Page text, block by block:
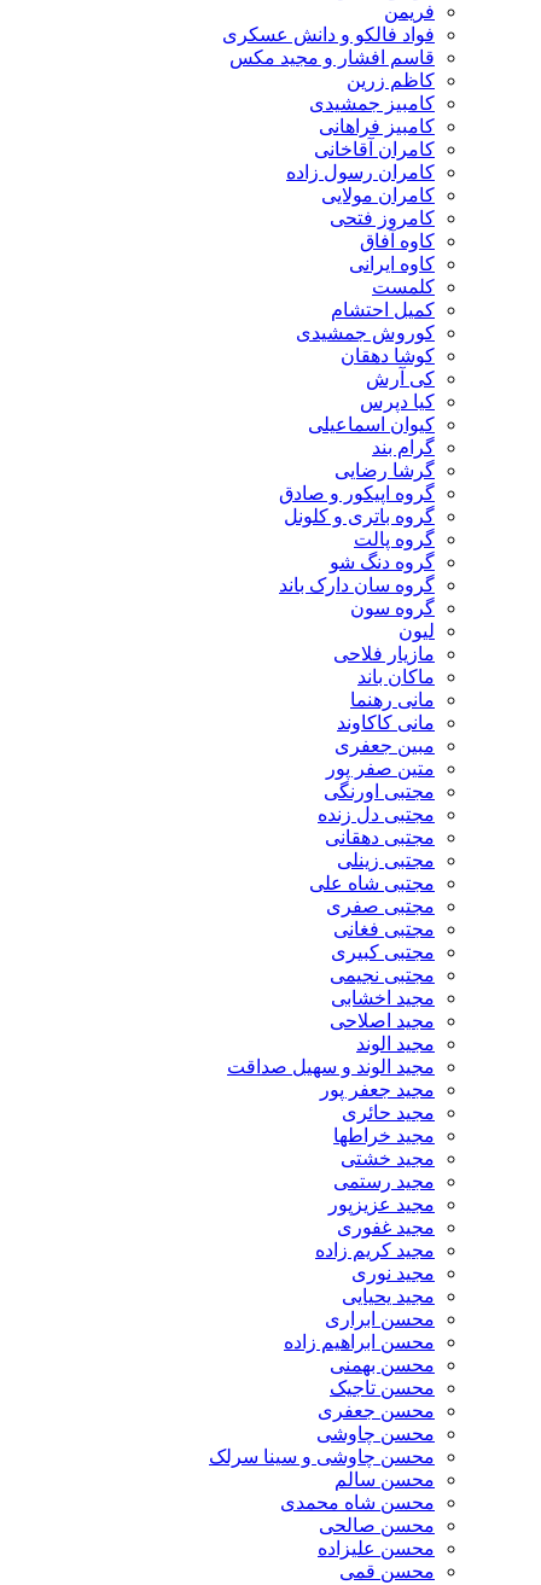
فواد فالکو و دانش عسکری
قاسم افشار و مجید مکس
کاظم زرین
کامبیز جمشیدی
کامبیز فراهانی
کامران آقاخانی
کامران رسول زاده
کامران مولایی
کامروز فتحی
کاوه آفاق
کاوه ایرانی
کلمست
کمیل احتشام
کوروش جمشیدی
کوشا دهقان
کی آرش
کیا دپرس
کیوان اسماعیلی
گرام بند
گرشا رضایی
گروه اپیکور و صادق
گروه باتری و کلونل
گروه پالت
گروه دنگ شو
گروه سان دارک باند
گروه سون
مازیار فلاحی
ماکان باند
مانی رهنما
مانی کاکاوند
مبین جعفری
متین صفر پور
مجتبی اورنگی
مجتبی دل زنده
مجتبی دهقانی
مجتبی زینلی
مجتبی شاه علی
مجتبی صفری
مجتبی فغانی
مجتبی کبیری
مجتبی نجیمی
مجید اخشابی
مجید اصلاحی
مجید الوند‎
مجید الوند و سهیل صداقت
مجید جعفر پور
مجید حائری
مجید خراطها
مجید خشتی
مجید رستمی
مجید عزیزپور
مجید غفوری
مجید کریم زاده
مجید نوری
مجید یحیایی
محسن ابراری
محسن ابراهیم زاده
محسن بهمنی
محسن تاجیک
محسن جعفری
محسن چاوشی
محسن چاوشی و سینا سرلک
محسن سالم
محسن شاه محمدی
محسن صالحی
محسن علیزاده
محسن قمی